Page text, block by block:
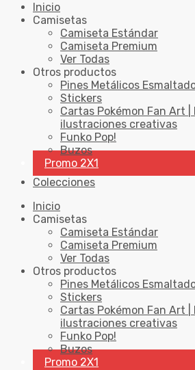
Inicio
Camisetas
Camiseta Estándar
Camiseta Premium
Ver Todas
Otros productos
Pines Metálicos
Stickers
Cartas Pokémon Fan Art
ilustraciones creativas
Funko Pop!
Buzos
Promo 2X1
Colecciones
Inicio
Camisetas
Camiseta Estándar
Camiseta Premium
Ver Todas
Otros productos
Pines Metálicos
Stickers
Cartas Pokémon Fan Art
ilustraciones creativas
Funko Pop!
Buzos
Promo 2X1